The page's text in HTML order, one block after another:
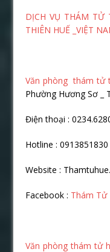
DỊCH VỤ THÁM TỬ
THIÊN HUẾ _VIỆT
Văn phòng thám tử
Phường Hương Sơ _
Điện thoại :
Hotline : 0913851830
Website :
Facebook : Thám Tử
Văn phòng thám tử